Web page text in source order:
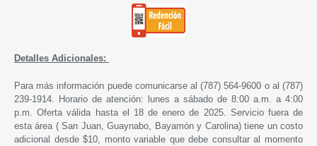
Detalles Adicionales:
Para más información puede comunicarse al (787) 564-9600 o al (787)
239-1914. Horario de atención: lunes a sábado de 8:00 a.m. a 4:00
p.m. Oferta válida hasta el 18 de enero de 2025. Servicio fuera de
esta área ( San Juan, Guaynabo, Bayamón y Carolina) tiene un costo
adicional desde $10, monto variable que debe consultar al momento